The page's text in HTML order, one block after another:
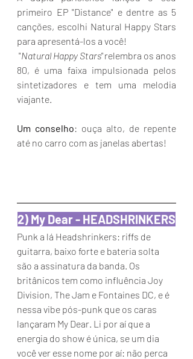
primeiro EP "Distance" e dentre as 5
canções, escolhi Natural Happy Stars
para apresentá-los a você!
"Natural Happy Stars" relembra os anos
80, é uma faixa impulsionada pelos
sintetizadores e tem uma melodia
viajante.
Um conselho: ouça alto, de repente
até no carro com as janelas abertas!
2) My Dear - HEADSHRINKERS
Punk a lá Headshrinkers: riffs de
guitarra, baixo forte e bateria solta
são a assinatura da banda. Os
britânicos tem como influência Joy
Division, The Jam e Fontaines DC, e é
nessa vibe pós-punk que os caras
lançaram My Dear. Li por aí que a
energia do show é única, se um dia
você ver esse nome por aí: não perca